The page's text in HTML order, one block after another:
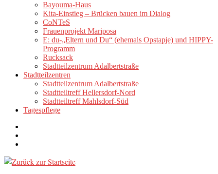
Bayouma-Haus
Kita-Einstieg – Brücken bauen im Dialog
CoNTeS
Frauenprojekt Mariposa
E: du-„Eltern und Du“ (ehemals Opstapje) und HIPPY-
Programm
Rucksack
Stadtteilzentrum Adalbertstraße
Stadtteilzentren
Stadtteilzentrum Adalbertstraße
Stadtteiltreff Hellersdorf-Nord
Stadtteiltreff Mahlsdorf-Süd
Tagespflege